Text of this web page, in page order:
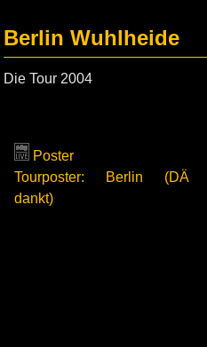
Berlin Wuhlheide
Die Tour 2004
Poster
Tourposter: Berlin (DÄ
dankt)